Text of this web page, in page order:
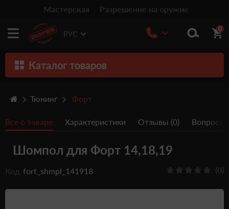
Мастерская Разрешение на оружие
РУС
0
Каталог товаров
Травматическое оружие
Пистолеты
Оптика
Тюнинг
Тюнинг Форт
Все о товаре Характеристики Отзывы (0) Вопрос/
Шомпол для Форт 14,18,19
Код fort_shmpl_141918 (0)